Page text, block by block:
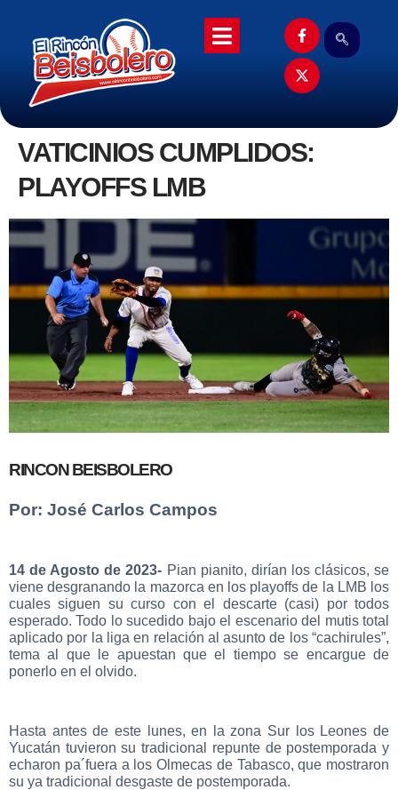
VATICINIOS CUMPLIDOS:
PLAYOFFS LMB
RINCON BEISBOLERO
Por: José Carlos Campos
14 de Agosto de 2023- Pian pianito, dirían los clásicos, se
viene desgranando la mazorca en los playoffs de la LMB los
cuales siguen su curso con el descarte (casi) por todos
esperado. Todo lo sucedido bajo el escenario del mutis total
aplicado por la liga en relación al asunto de los “cachirules”,
tema al que le apuestan que el tiempo se encargue de
ponerlo en el olvido.
Hasta antes de este lunes, en la zona Sur los Leones de
Yucatán tuvieron su tradicional repunte de postemporada y
echaron pa´fuera a los Olmecas de Tabasco, que mostraron
su ya tradicional desgaste de postemporada.